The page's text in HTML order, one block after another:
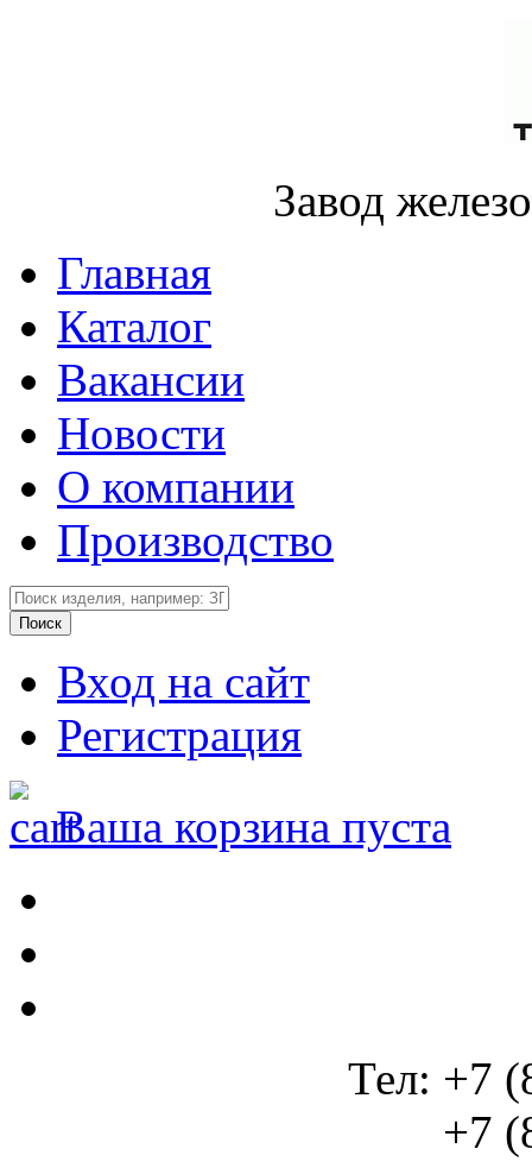
Завод
Главная
Каталог
Вакансии
Новости
О компании
Производство
Вход на сайт
Регистрация
Ваша корзина пуста
Тел: +7
+7